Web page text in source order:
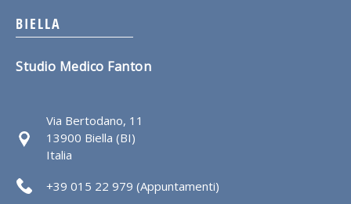
BIELLA
Studio Medico Fanton
Via Bertodano, 11
13900 Biella (BI)
Italia
+39 015 22 979 (Appuntamenti)